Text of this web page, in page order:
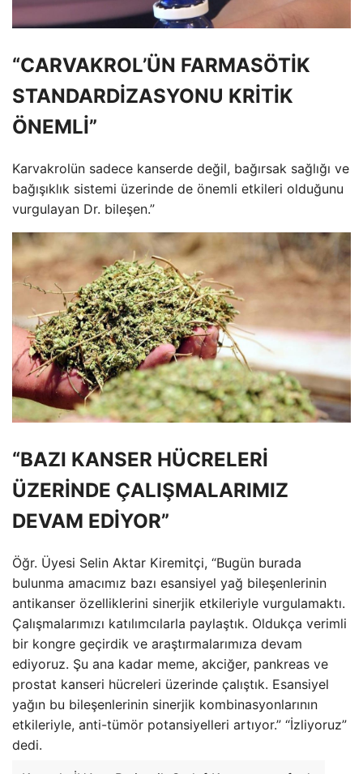
“CARVAKROL’ÜN FARMASÖTİK
STANDARDİZASYONU KRİTİK
ÖNEMLİ”
Karvakrolün sadece kanserde değil, bağırsak sağlığı ve
bağışıklık sistemi üzerinde de önemli etkileri olduğunu
vurgulayan Dr. bileşen.”
“BAZI KANSER HÜCRELERİ
ÜZERİNDE ÇALIŞMALARIMIZ
DEVAM EDİYOR”
Öğr. Üyesi Selin Aktar Kiremitçi, “Bugün burada
bulunma amacımız bazı esansiyel yağ bileşenlerinin
antikanser özelliklerini sinerjik etkileriyle vurgulamaktı.
Çalışmalarımızı katılımcılarla paylaştık. Oldukça verimli
bir kongre geçirdik ve araştırmalarımıza devam
ediyoruz. Şu ana kadar meme, akciğer, pankreas ve
prostat kanseri hücreleri üzerinde çalıştık. Esansiyel
yağın bu bileşenlerinin sinerjik kombinasyonlarının
etkileriyle, anti-tümör potansiyelleri artıyor.” “İzliyoruz”
dedi.